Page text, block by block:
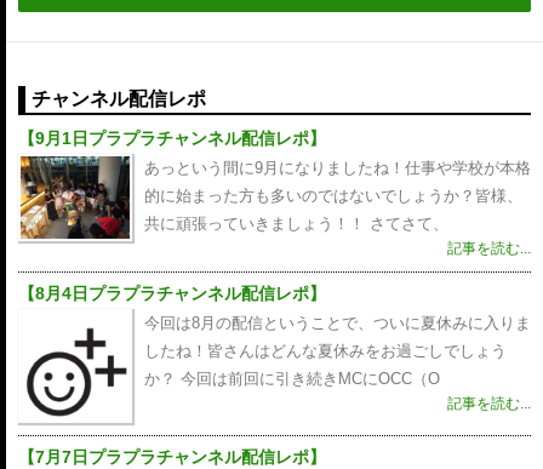
チャンネル配信レポ
【9月1日プラプラチャンネル配信レポ】
あっという間に9月になりましたね！仕事や学校が本格
的に始まった方も多いのではないでしょうか？皆様、
共に頑張っていきましょう！！ さてさて、
記事を読む...
【8月4日プラプラチャンネル配信レポ】
今回は8月の配信ということで、ついに夏休みに入りま
したね！皆さんはどんな夏休みをお過ごしでしょう
か？ 今回は前回に引き続きMCにOCC（O
記事を読む...
【7月7日プラプラチャンネル配信レポ】